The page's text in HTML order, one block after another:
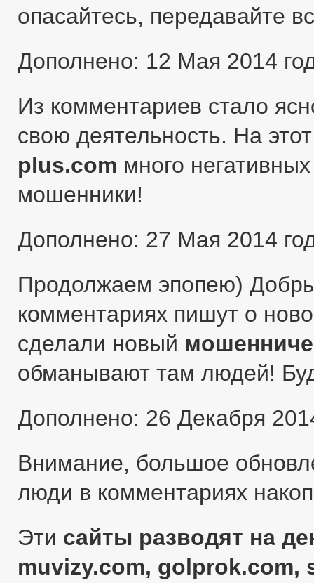
опасайтесь, передавайте
Дополнено: 12 Мая 2014
Из комментариев стало
свою деятельность. На
plus.com много
мошенники!
Дополнено: 27 Мая 2014
Продолжаем эпопею)
комментариях пишут о
сделали новый
обманывают там людей!
Дополнено: 26 Декабря
Внимание, большое
люди в комментариях
Эти сайты разводят на
muvizy.com, golprok.com,